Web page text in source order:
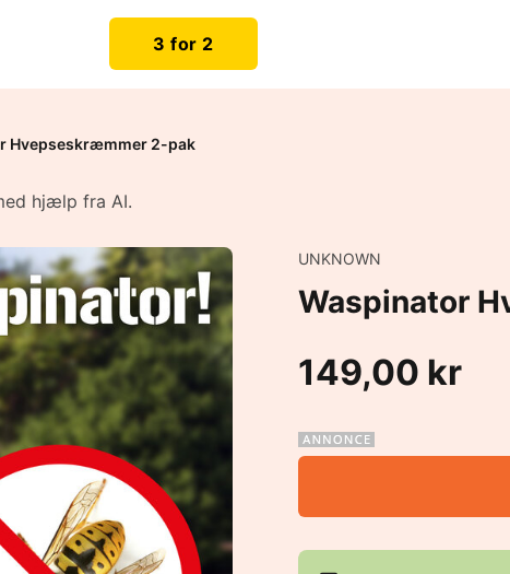
3 for 2
Hvepseskræmmer 2-pak
hjælp fra AI.
UNKNOWN
Waspinator
149,00 kr